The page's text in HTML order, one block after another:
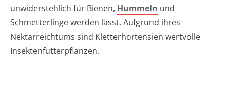
unwiderstehlich für Bienen, Hummeln und
Schmetterlinge werden lässt. Aufgrund ihres
Nektarreichtums sind Kletterhortensien wertvolle
Insektenfutterpflanzen.